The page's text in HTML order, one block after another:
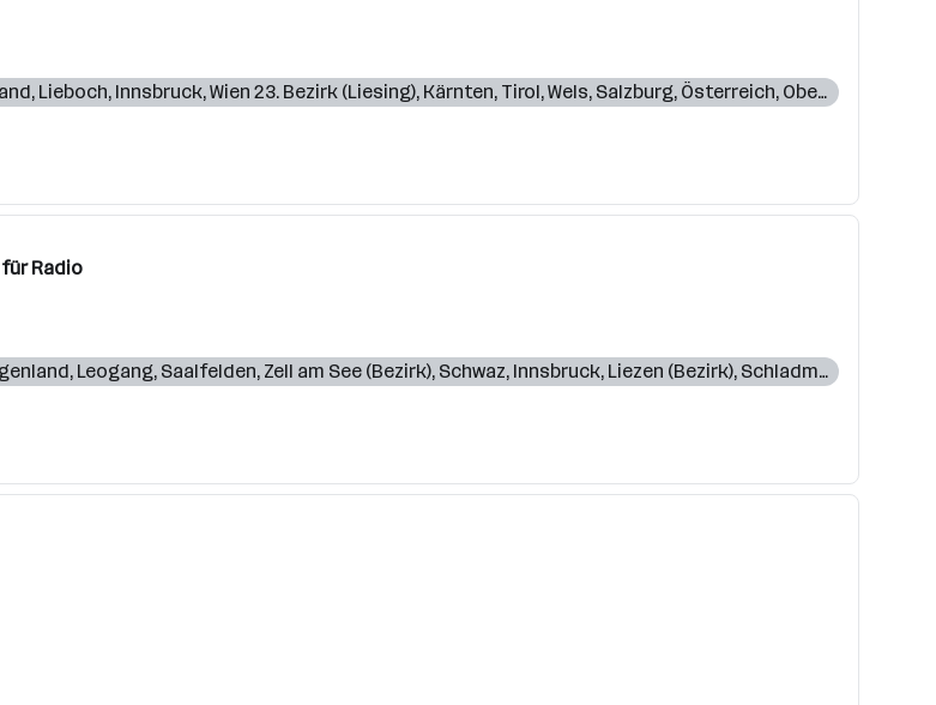
, Lieboch, Innsbruck,Wien 23. Bezirk (Liesing), Kärnten, Tirol,Wels, Salzburg, Österreich, Oberösterreich
Radio
, Leogang, Saalfelden, Zell am See (Bezirk), Schwaz, Innsbruck, Liezen (Bezirk), Schladming